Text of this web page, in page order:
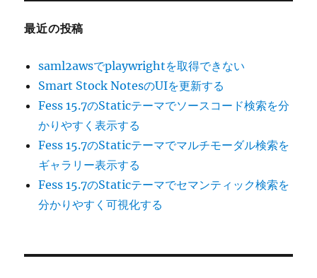
最近の投稿
saml2awsでplaywrightを取得できない
Smart Stock NotesのUIを更新する
Fess 15.7のStaticテーマでソースコード検索を分
かりやすく表示する
Fess 15.7のStaticテーマでマルチモーダル検索を
ギャラリー表示する
Fess 15.7のStaticテーマでセマンティック検索を
分かりやすく可視化する